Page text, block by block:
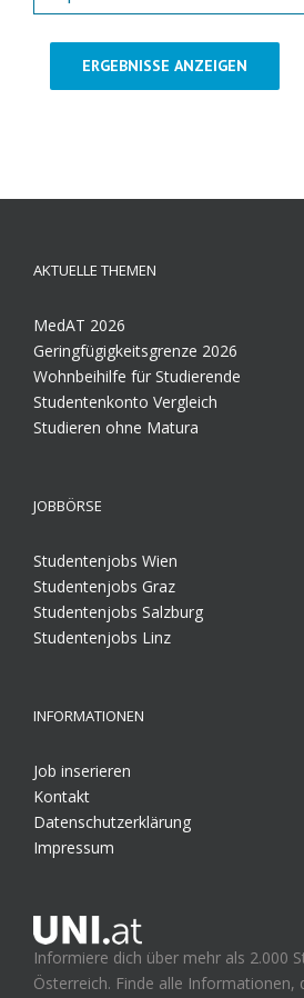
ERGEBNISSE ANZEIGEN
AKTUELLE THEMEN
MedAT 2026
Geringfügigkeitsgrenze 2026
Wohnbeihilfe für Studierende
Studentenkonto Vergleich
Studieren ohne Matura
JOBBÖRSE
Studentenjobs Wien
Studentenjobs Graz
Studentenjobs Salzburg
Studentenjobs Linz
INFORMATIONEN
Job inserieren
Kontakt
Datenschutzerklärung
Impressum
Informiere dich über mehr als 2.000
Österreich. Finde alle Informationen,